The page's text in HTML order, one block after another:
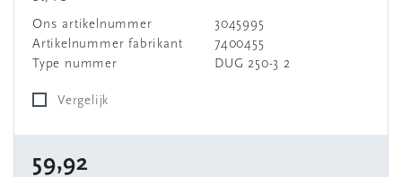
Ons artikelnummer
3045995
Artikelnummer fabrikant
7400455
Type nummer
DUG 250-3 2
Vergelijk
59,92